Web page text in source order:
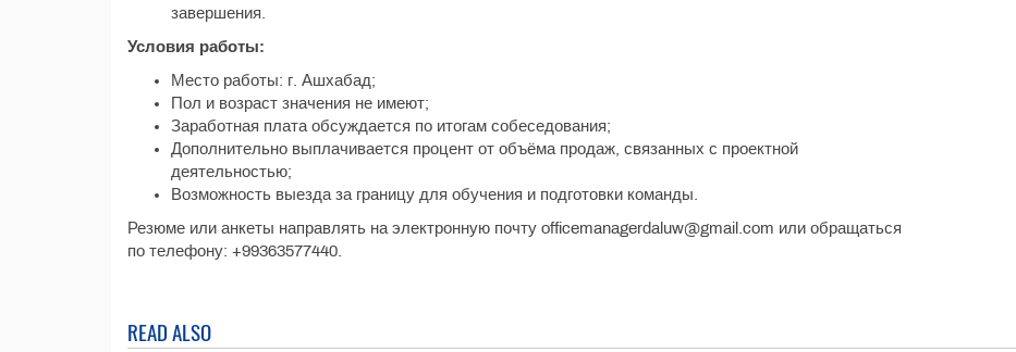
завершения.
Условия работы:
Место работы: г. Ашхабад;
Пол и возраст значения не имеют;
Заработная плата обсуждается по итогам собеседования;
Дополнительно выплачивается процент от объёма продаж, связанных с проектной
деятельностью;
Возможность выезда за границу для обучения и подготовки команды.
Резюме или анкеты направлять на электронную почту officemanagerdaluw@gmail.com или обращаться
по телефону: +99363577440.
READ ALSO